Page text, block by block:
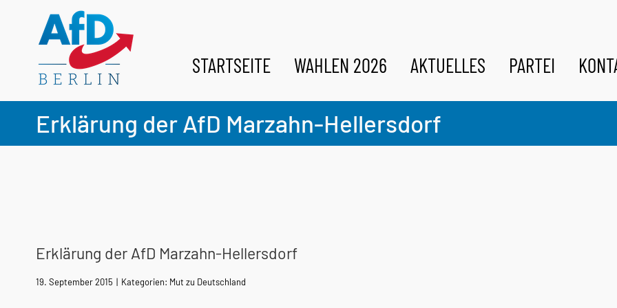
STARTSEITE WAHLEN 2026 AKTUELLES PARTEI
Erklärung der AfD Marzahn-Hellersdorf
Erklärung der AfD Marzahn-Hellersdorf
19. September 2015 | Kategorien: Mut zu Deutschland